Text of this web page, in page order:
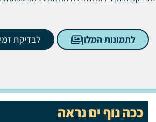
לתמונות המלון לבדיקת
ככה נוף ים נראה